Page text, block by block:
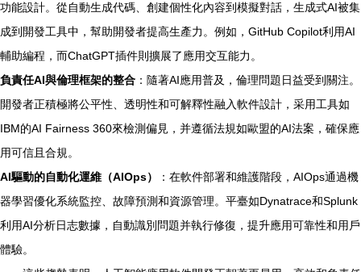
功能設計。從自動生成代碼、創建個性化內容到模擬對話，生成式AI被集
成到開發工具中，幫助開發者提高生產力。例如，GitHub Copilot利用AI
輔助編程，而ChatGPT插件則擴展了應用交互能力。
負責任AI與倫理框架的整合 ：隨著AI應用普及，倫理問題日益受到關注。
開發者正積極將公平性、透明性和可解釋性融入軟件設計，采用工具如
IBM的AI Fairness 360來檢測偏見，并遵循法規如歐盟的AI法案，確保應
用可信且合規。
AI驅動的自動化運維（AIOps）
：在軟件部署和維護階段，AIOps通過機
器學習優化系統監控、故障預測和資源管理。平臺如Dynatrace和Splunk
利用AI分析日志數據，自動識別問題并執行修復，提升應用可靠性和用戶
體驗。